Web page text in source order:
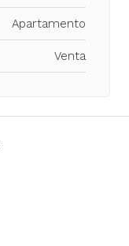
Apartamento
Venta